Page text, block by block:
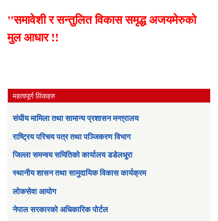
"समावेशी र सन्तुलित विकास समृद्ध अजयमेरुको
मुल आधार !!
महत्वपूर्ण लिंकहरु
संघीय मामिला तथा सामान्य प्रशासन मन्त्रालय
राष्ट्रिय परिचय पत्र तथा पञ्जिकरण विभाग
जिल्ला समन्वय समितिको कार्यालय डडेलधुरा
स्थानीय शासन तथा सामुदायिक विकास कार्यक्रम
लोकसेवा आयोग
नेपाल सरकारको अधिकारिक पोर्टल